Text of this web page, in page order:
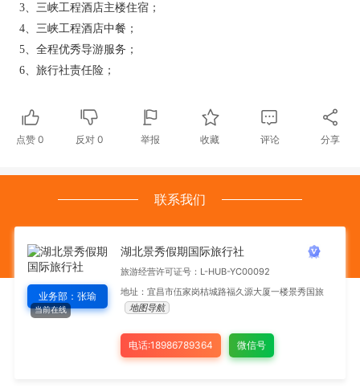
3、三峡工程酒店主楼住宿；
4、三峡工程酒店中餐；
5、全程优秀导游服务；
6、旅行社责任险；
点赞 0 反对0 举报 收藏 评论 分享
联系我们
当前在线
业务部：张瑜
湖北景秀假期国际旅行社
旅游经营许可证号：L-HUB-YC00092
地址：宜昌市伍家岗桔城路福久源大厦一楼景秀国旅
地图导航
电话:18986789364 微信号